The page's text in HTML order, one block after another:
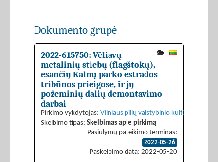
Dokumento grupė
2022-615750: Vėliavų
metalinių stiebų (flagštokų),
esančių Kalnų parko estrados
tribūnos prieigose, ir jų
požeminių dalių demontavimo
darbai
Pirkimo vykdytojas: Vilniaus pilių valstybinio kultūrinio
Skelbimo tipas: Skelbimas apie pirkimą
Pasiūlymų pateikimo terminas:
2022-05-26
Paskelbimo data: 2022-05-20